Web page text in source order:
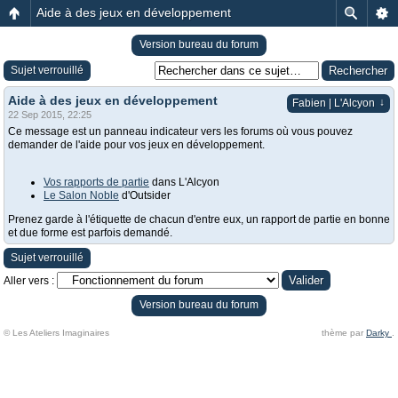
Aide à des jeux en développement
Version bureau du forum
Sujet verrouillé
Fabien | L'Alcyon ↓
Aide à des jeux en développement
22 Sep 2015, 22:25
Ce message est un panneau indicateur vers les forums où vous pouvez
demander de l'aide pour vos jeux en développement.
Vos rapports de partie dans L'Alcyon
Le Salon Noble d'Outsider
Prenez garde à l'étiquette de chacun d'entre eux, un rapport de partie en bonne
et due forme est parfois demandé.
Sujet verrouillé
Aller vers :
Version bureau du forum
© Les Ateliers Imaginaires thème par Darky